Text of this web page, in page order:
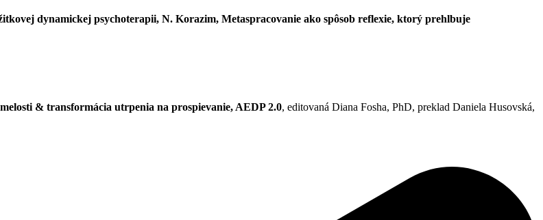
dynamickej psychoterapii, N. Korazim, Metaspracovanie ako spôsob reflexie, ktorý prehlbuje
& transformácia utrpenia na prospievanie, AEDP 2.0, editovaná Diana Fosha, PhD, preklad Daniela Husovská,